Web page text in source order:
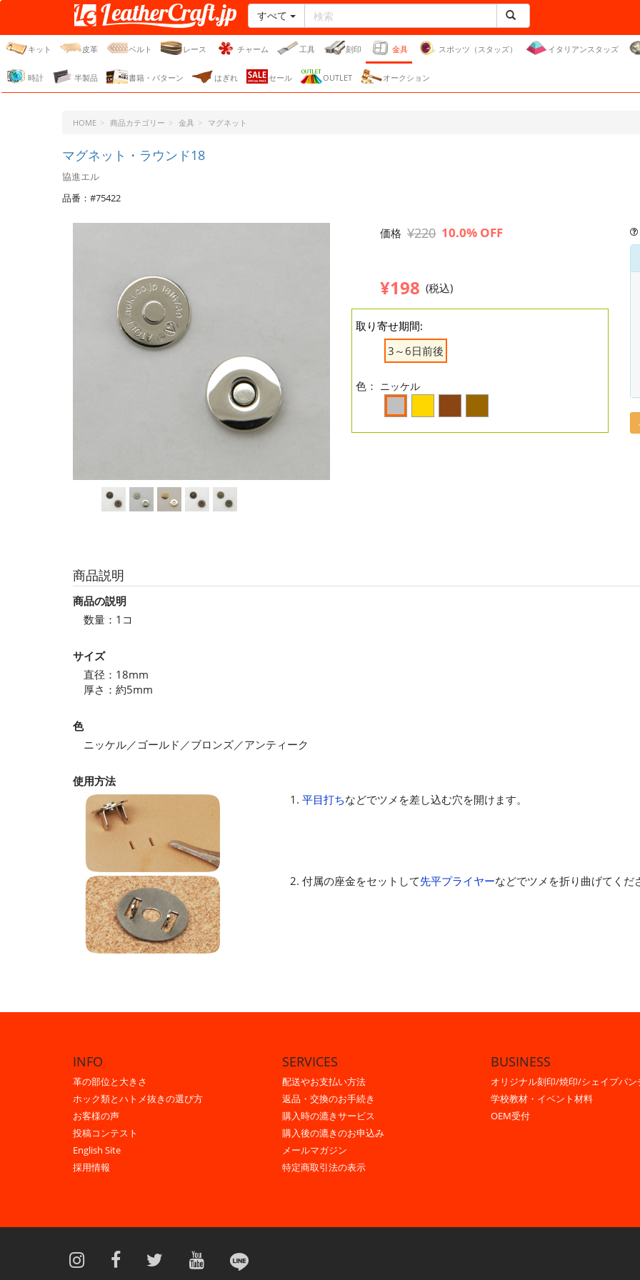
レザークラフト・ドット・
ジェーピー
すべて
キット 皮革 ベルト レース チャーム 工具 刻印 金具 スポッツ（スタッズ） イタリアンスタッズ
時計 半製品 書籍・パターン はぎれ セール OUTLET オークション
HOME 商品カテゴリー 金具 マグネット
マグネット・ラウンド18
協進エル
品番：#75422
価格 ¥220 10.0% OFF
¥198 (税込)
取り寄せ期間:
3～6日前後
色： ニッケル
商品説明
商品の説明
数量：1コ
サイズ
直径：18mm
厚さ：約5mm
色
ニッケル／ゴールド／ブロンズ／アンティーク
使用方法
1. 平目打ちなどでツメを差し込む穴を開けます。
2. 付属の座金をセットして先平プライヤーなどでツメを折り曲げてくだ
INFO
革の部位と大きさ
ホック類とハトメ抜きの選び方
お客様の声
投稿コンテスト
English Site
採用情報
SERVICES
配送やお支払い方法
返品・交換のお手続き
購入時の漉きサービス
購入後の漉きのお申込み
メールマガジン
特定商取引法の表示
BUSINESS
オリジナル刻印/焼印/シェイプパン
学校教材・イベント材料
OEM受付